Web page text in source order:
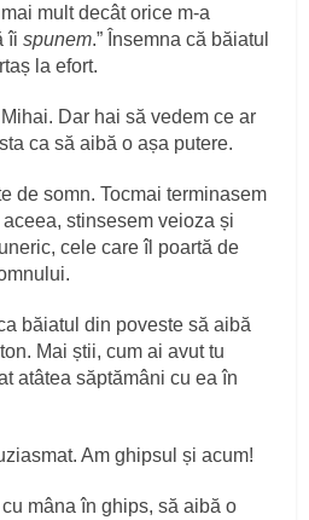
mult decât orice m-a
îispunem.” Însemna că băiatul
la efort.
Dar hai să vedem ce ar
ca să aibă o așa putere.
de somn. Tocmai terminasem
stinsesem veioza și
cele care îl poartă de
băiatul din poveste să aibă
Mai știi, cum ai avut tu
atâtea săptămâni cu ea în
Am ghipsul și acum!
mâna în ghips, să aibă o